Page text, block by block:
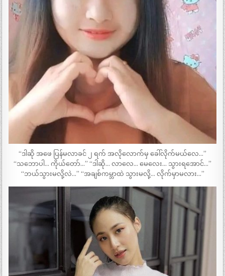
“ဒါဆို အဖေ ပြန်မလာခင် ၂ ရက် အလိုလောက်မှ ခေါ်လိုက်မယ်လေ…”
“သဘောပါ… ကိုယ်တော်…” “ဒါဆို… လာလေ… မေလေး… သွားရအောင်…”
“ဘယ်သွားမလို့လဲ…” “အချစ်ကမ္ဘာထဲ သွားမလို့… လိုက်မှာမလား…”